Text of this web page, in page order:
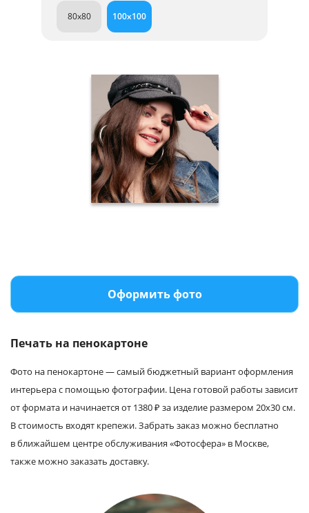
80x80 100x100
Оформить фото
Печать на пенокартоне
Фото на пенокартоне — самый бюджетный вариант оформления
интерьера с помощью фотографии. Цена готовой работы зависит
от формата и начинается от 1380 ₽ за изделие размером 20х30 см.
В стоимость входят крепежи. Забрать заказ можно бесплатно
в ближайшем центре обслуживания «Фотосфера» в Москве,
также можно заказать доставку.